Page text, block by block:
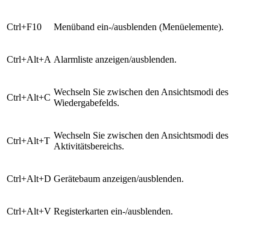
Ctrl+F10 Menüband ein-/ausblenden (Menüelemente).
Ctrl+Alt+A Alarmliste anzeigen/ausblenden.
Ctrl+Alt+C
Wechseln Sie zwischen den Ansichtsmodi des
Wiedergabefelds.
Ctrl+Alt+T
Wechseln Sie zwischen den Ansichtsmodi des
Aktivitätsbereichs.
Ctrl+Alt+D Gerätebaum anzeigen/ausblenden.
Ctrl+Alt+V Registerkarten ein-/ausblenden.